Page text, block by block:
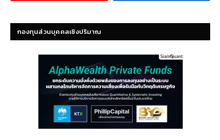
กองทุนส่วนบุคคลเชิงปริมาณ